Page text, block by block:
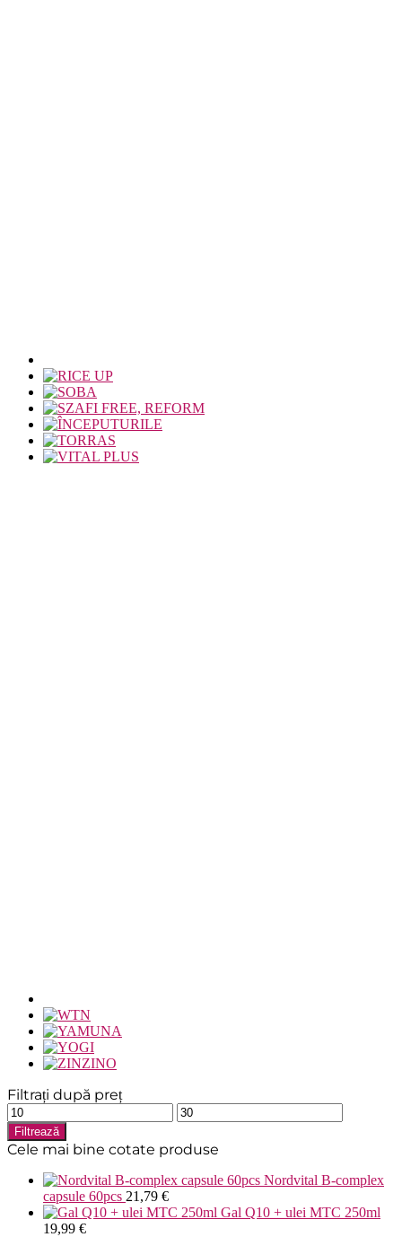
Filtrați după preț
Preț
minim
Preț
maxim
Filtrează
Cele mai bine cotate produse
Nordvital B-complex
capsule 60pcs 21,79 €
Gal Q10 + ulei MTC 250ml
19,99 €